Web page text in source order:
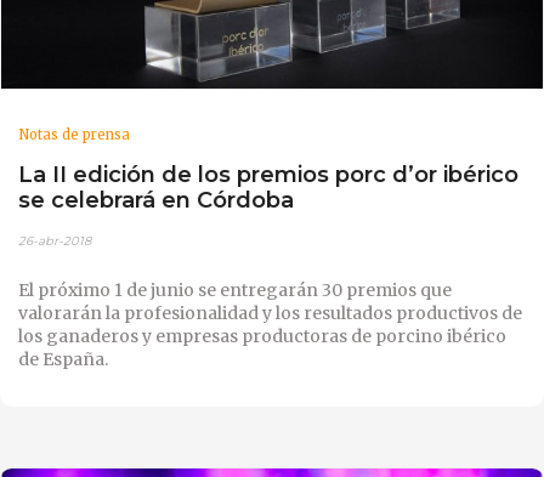
Notas de prensa
La II edición de los premios porc d’or ibérico
se celebrará en Córdoba
26-abr-2018
El próximo 1 de junio se entregarán 30 premios que
valorarán la profesionalidad y los resultados productivos de
los ganaderos y empresas productoras de porcino ibérico
de España.